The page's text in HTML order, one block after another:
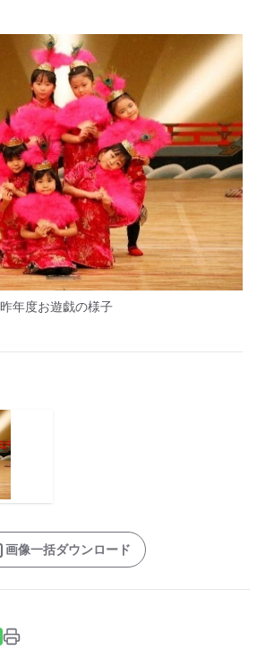
昨年度お遊戯の様子
画像一括ダウンロード